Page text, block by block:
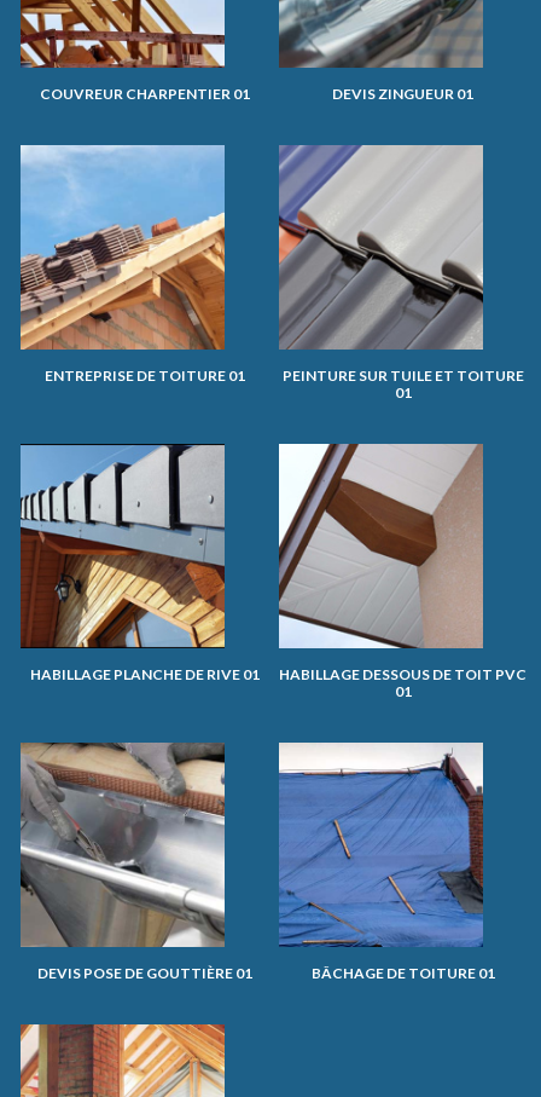
COUVREUR CHARPENTIER 01 DEVIS ZINGUEUR 01
ENTREPRISE DE TOITURE 01
PEINTURE SUR TUILE ET TOITURE
01
HABILLAGE PLANCHE DE RIVE 01
HABILLAGE DESSOUS DE TOIT PVC
01
DEVIS POSE DE GOUTTIÈRE 01 BÂCHAGE DE TOITURE 01